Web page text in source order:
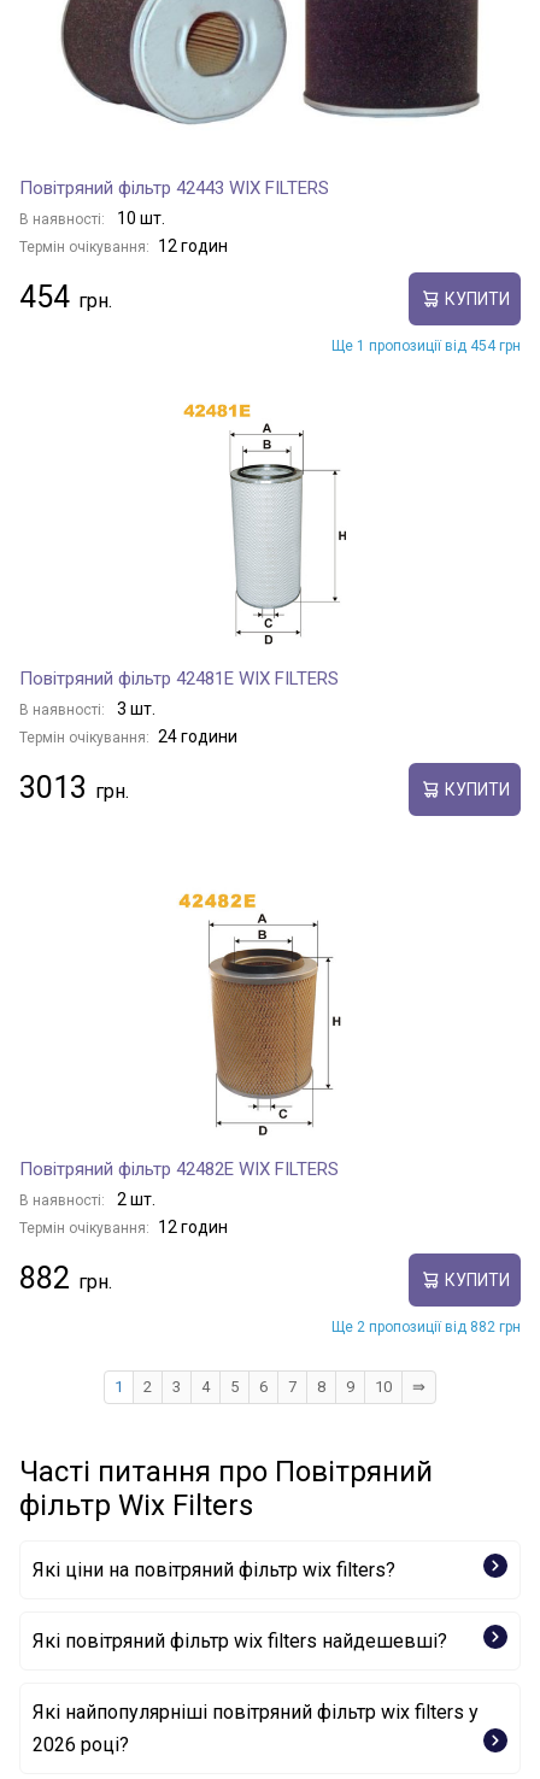
Повітряний фільтр 42443 WIX FILTERS
В наявності: 10 шт.
Термін очікування: 12 годин
454 КУПИТИ
Ще 1 пропозиції від 454 грн
Повітряний фільтр 42481E WIX FILTERS
В наявності: 3 шт.
Термін очікування: 24 години
3013 КУПИТИ
Повітряний фільтр 42482E WIX FILTERS
В наявності: 2 шт.
Термін очікування: 12 годин
882 КУПИТИ
Ще 2 пропозиції від 882 грн
1 2 3 4 5 6 7 8 9 10 ⇛
Часті питання про Повітряний
фільтр Wix Filters
Які ціни на повітряний фільтр wix filters?
Які повітряний фільтр wix filters найдешевші?
Повітряний фільтр WA6186 WIX FILTERS
Які найпопулярніші повітряний фільтр wix filters у
2026 році?